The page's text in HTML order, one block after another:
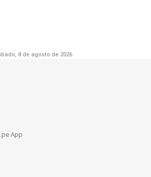
8 de agosto de 2026
App